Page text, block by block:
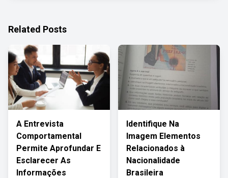
Related Posts
A Entrevista
Comportamental
Permite Aprofundar E
Esclarecer As
Informações
Identifique Na
Imagem Elementos
Relacionados à
Nacionalidade
Brasileira